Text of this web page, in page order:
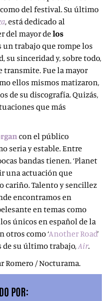
del festival. Su último
, está dedicado al
del mayor de los
un trabajo que rompe los
su sinceridad y, sobre todo,
transmite. Fue la mayor
ellos mismos matizaron,
de su discografía. Quizás,
que más
con el público
seria y estable. Entre
bandas tienen. ‘Planet
una actuación que
cariño. Talento y sencillez
encontramos en
en temas como
los únicos en español de la
otros como ‘Another Road’
de su último trabajo,Air.
Romero / Nocturama.
POR: